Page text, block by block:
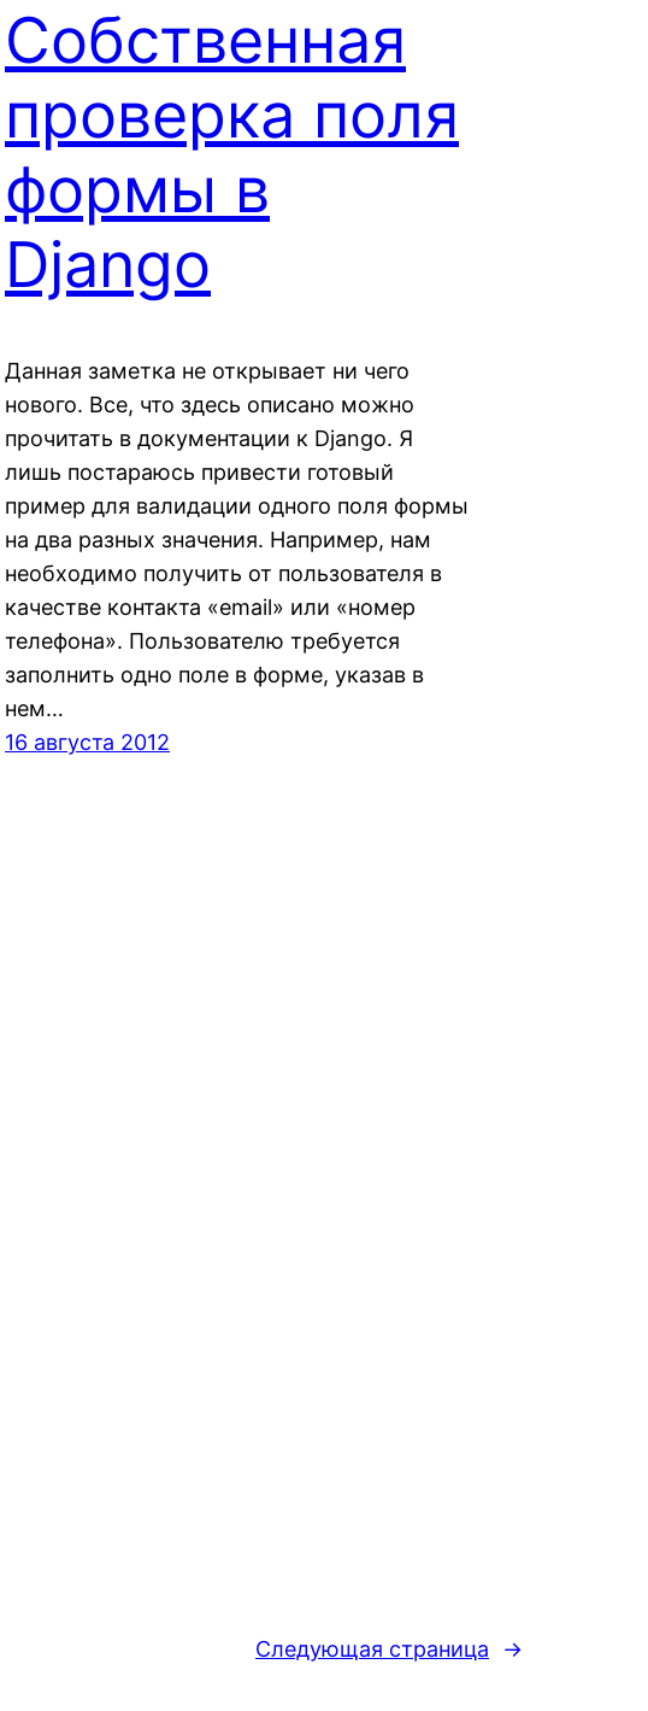
Собственная
проверка поля
формы в
Django
Данная заметка не открывает ни чего
нового. Все, что здесь описано можно
прочитать в документации к Django. Я
лишь постараюсь привести готовый
пример для валидации одного поля формы
на два разных значения. Например, нам
необходимо получить от пользователя в
качестве контакта «email» или «номер
телефона». Пользователю требуется
заполнить одно поле в форме, указав в
нем…
16 августа 2012
Следующая страница →